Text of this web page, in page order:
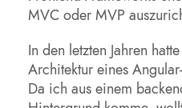
MVC oder MVP
In den letzten Jahren
Architektur eines
Da ich aus einem